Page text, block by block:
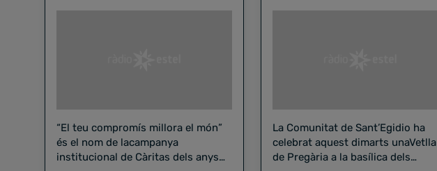
“El teu compromís millora el món”
és el nom de lacampanya
institucional de Càritas dels anys
La Comunitat de Sant’Egidio ha
celebrat aquest dimarts unaVetlla
de Pregària a la basílica dels